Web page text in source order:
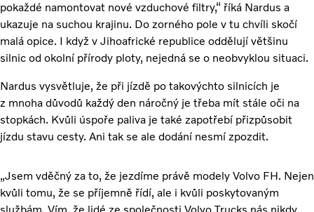
pokaždé namontovat nové vzduchové filtry,“ říká Nardus a
ukazuje na suchou krajinu. Do zorného pole v tu chvíli skočí
malá opice. I když v Jihoafrické republice oddělují většinu
silnic od okolní přírody ploty, nejedná se o neobvyklou situaci.
Nardus vysvětluje, že při jízdě po takovýchto silnicích je
z mnoha důvodů každý den náročný je třeba mít stále oči na
stopkách. Kvůli úspoře paliva je také zapotřebí přizpůsobit
jízdu stavu cesty. Ani tak se ale dodání nesmí zpozdit.
„Jsem vděčný za to, že jezdíme právě modely Volvo FH. Nejen
kvůli tomu, že se příjemně řídí, ale i kvůli poskytovaným